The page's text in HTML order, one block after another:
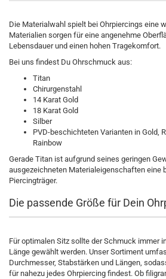
Die Materialwahl spielt bei Ohrpiercings eine
Materialien sorgen für eine angenehme
Lebensdauer und einen hohen Tragekomfort.
Bei uns findest Du Ohrschmuck aus:
Titan
Chirurgenstahl
14 Karat Gold
18 Karat Gold
Silber
PVD-beschichteten Varianten in Gold,
Rainbow
Gerade Titan ist aufgrund seines geringen
ausgezeichneten Materialeigenschaften eine
Piercingträger.
Die passende Größe für Dein
Für optimalen Sitz sollte der Schmuck immer
Länge gewählt werden. Unser Sortiment
Durchmesser, Stabstärken und Längen,
für nahezu jedes Ohrpiercing findest. Ob